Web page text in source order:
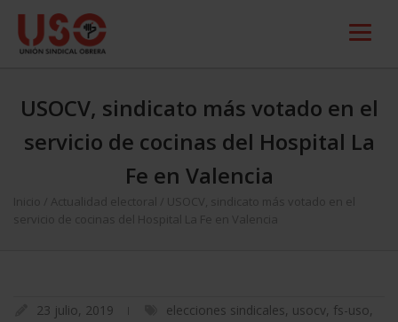
USOCV, sindicato más votado en el
servicio de cocinas del Hospital La
Fe en Valencia
Inicio Actualidad electoral
USOCV, sindicato más votado en el
servicio de cocinas del Hospital La Fe en Valencia
23 julio, 2019 elecciones sindicales, usocv, fs-uso,